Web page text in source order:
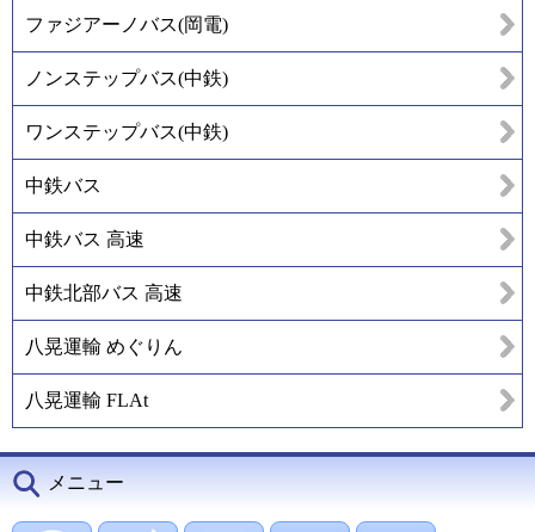
ファジアーノバス(岡電)
ノンステップバス(中鉄)
ワンステップバス(中鉄)
中鉄バス
中鉄バス 高速
中鉄北部バス 高速
八晃運輸 めぐりん
八晃運輸 FLAt
メニュー